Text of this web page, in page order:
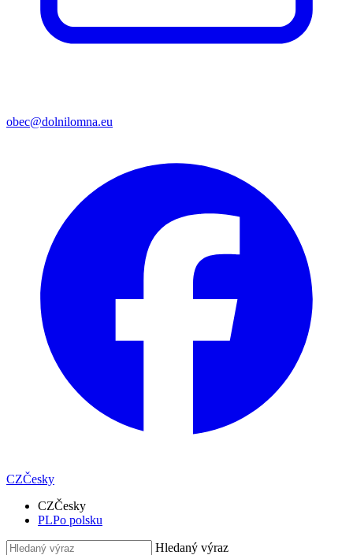
obec@dolnilomna.eu
CZČesky
CZČesky
PLPo polsku
Hledaný výraz